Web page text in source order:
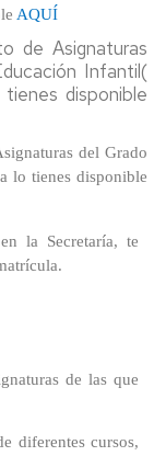
AQUÍ
de Asignaturas
Infantil(
disponible
del Grado
lo tienes disponible
la Secretaría, te
de las que
diferentes cursos,